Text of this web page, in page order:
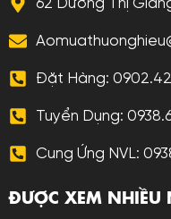
62 Dương Thị
Đặt Hàng:
Tuyển Dụng:
Cung Ứng NVL:
ĐƯỢC XEM NHIỀU